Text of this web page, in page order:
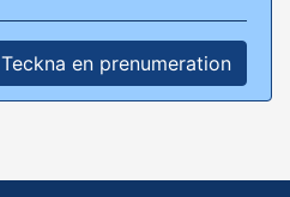
Teckna en prenumeration